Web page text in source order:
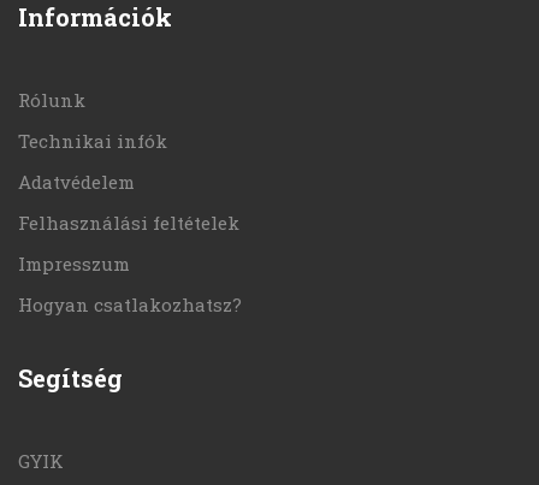
Információk
Rólunk
Technikai infók
Adatvédelem
Felhasználási feltételek
Impresszum
Hogyan csatlakozhatsz?
Segítség
GYIK